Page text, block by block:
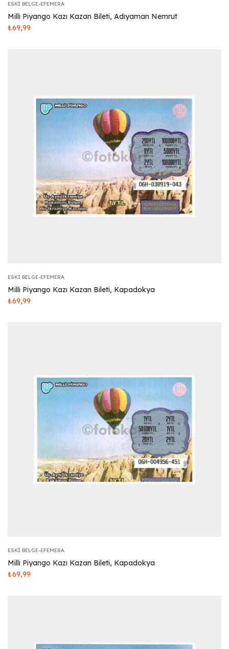
ESKI BELGE-EFEMERA
Milli Piyango Kazı Kazan Bileti, Adıyaman Nemrut
₺69,99
ESKI BELGE-EFEMERA
Milli Piyango Kazı Kazan Bileti, Kapadokya
₺69,99
ESKI BELGE-EFEMERA
Milli Piyango Kazı Kazan Bileti, Kapadokya
₺69,99